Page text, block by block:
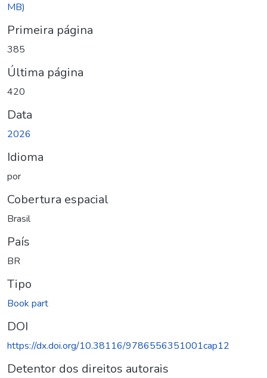
MB)
Primeira página
385
Última página
420
Data
2026
Idioma
por
Cobertura espacial
Brasil
País
BR
Tipo
Book part
DOI
https://dx.doi.org/10.38116/9786556351001cap12
Detentor dos direitos autorais